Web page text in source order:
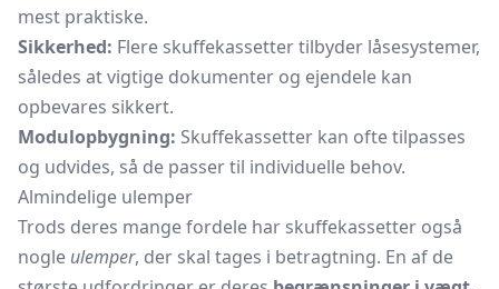
mest praktiske.
Sikkerhed: Flere skuffekassetter tilbyder låsesystemer,
således at vigtige dokumenter og ejendele kan
opbevares sikkert.
Modulopbygning: Skuffekassetter kan ofte tilpasses
og udvides, så de passer til individuelle behov.
Almindelige ulemper
Trods deres mange fordele har skuffekassetter også
nogle ulemper, der skal tages i betragtning. En af de